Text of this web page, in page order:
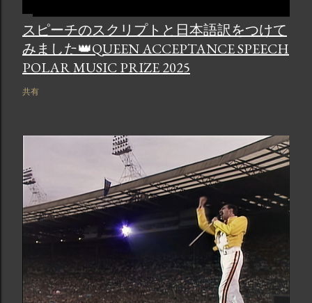
スピーチのスクリプトと日本語訳をつけて
みました👑QUEEN ACCEPTANCE SPEECH
POLAR MUSIC PRIZE 2025
共有